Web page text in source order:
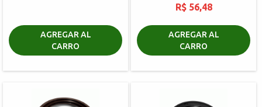
AGREGAR AL
CARRO
R$ 56,48
AGREGAR AL
CARRO